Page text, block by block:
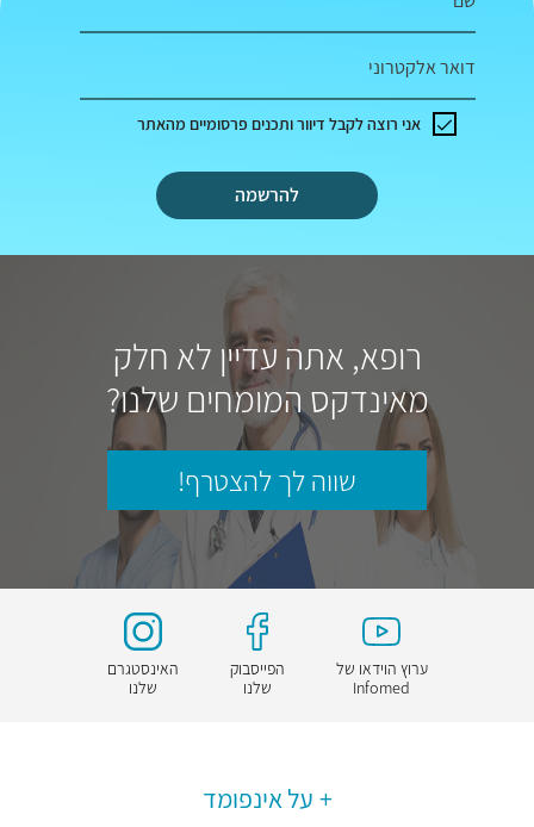
דואר אלקטרוני
להרשמה
אני רוצה לקבל דיוור ותכנים פרסומיים מהאתר
רופא, אתה עדיין לא חלק
מאינדקס המומחים שלנו?
שווה לך להצטרף!
ערוץ הוידאו של
Infomed
הפייסבוק
שלנו
האינסטגרם
שלנו
על אינפומד